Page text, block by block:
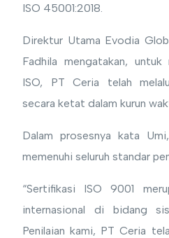
ISO 45001:2018.
Direktur Utama Evodia
Fadhila mengatakan,
ISO, PT Ceria telah
secara ketat dalam kurun
Dalam prosesnya kata
memenuhi seluruh standar
“Sertifikasi ISO 9001
internasional di bidang
Penilaian kami, PT Ceria